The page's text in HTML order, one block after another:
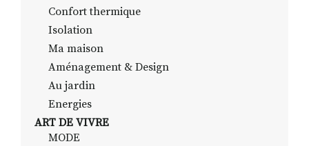
Confort thermique
Isolation
Ma maison
Aménagement & Design
Au jardin
Energies
ART DE VIVRE
MODE